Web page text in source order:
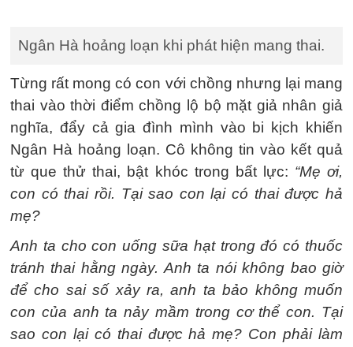
Ngân Hà hoảng loạn khi phát hiện mang thai.
Từng rất mong có con với chồng nhưng lại mang
thai vào thời điểm chồng lộ bộ mặt giả nhân giả
nghĩa, đẩy cả gia đình mình vào bi kịch khiến
Ngân Hà hoảng loạn. Cô không tin vào kết quả
từ que thử thai, bật khóc trong bất lực: “Mẹ ơi,
con có thai rồi. Tại sao con lại có thai được hả
mẹ?
Anh ta cho con uống sữa hạt trong đó có thuốc
tránh thai hằng ngày. Anh ta nói không bao giờ
để cho sai số xảy ra, anh ta bảo không muốn
con của anh ta nảy mầm trong cơ thể con. Tại
sao con lại có thai được hả mẹ? Con phải làm